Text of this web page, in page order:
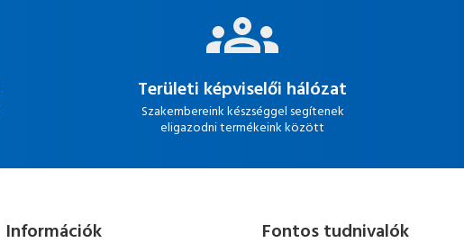
Területi képviselői hálózat
Szakembereink készséggel segítenek
eligazodni termékeink között
Információk Fontos tudnivalók